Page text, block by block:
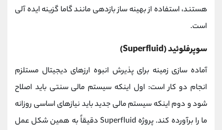
هستند، استفاده از بهینه ساز بازدهی مانند گاما گزینه ایده آلی
است.
سوپرفلوئید (Superfluid)
آماده سازی زمینه برای پذیرش انبوه ارزهای دیجیتال مستلزم
انجام دو کار است: اول اینکه سیستم مالی سنتی باید اصلاح
شود و دوم اینکه سیستم مالی جدید باید نیازهای اساسی روزانه
ما را برآورده کند. پروژه Superfluid دقیقاً به همین شکل عمل